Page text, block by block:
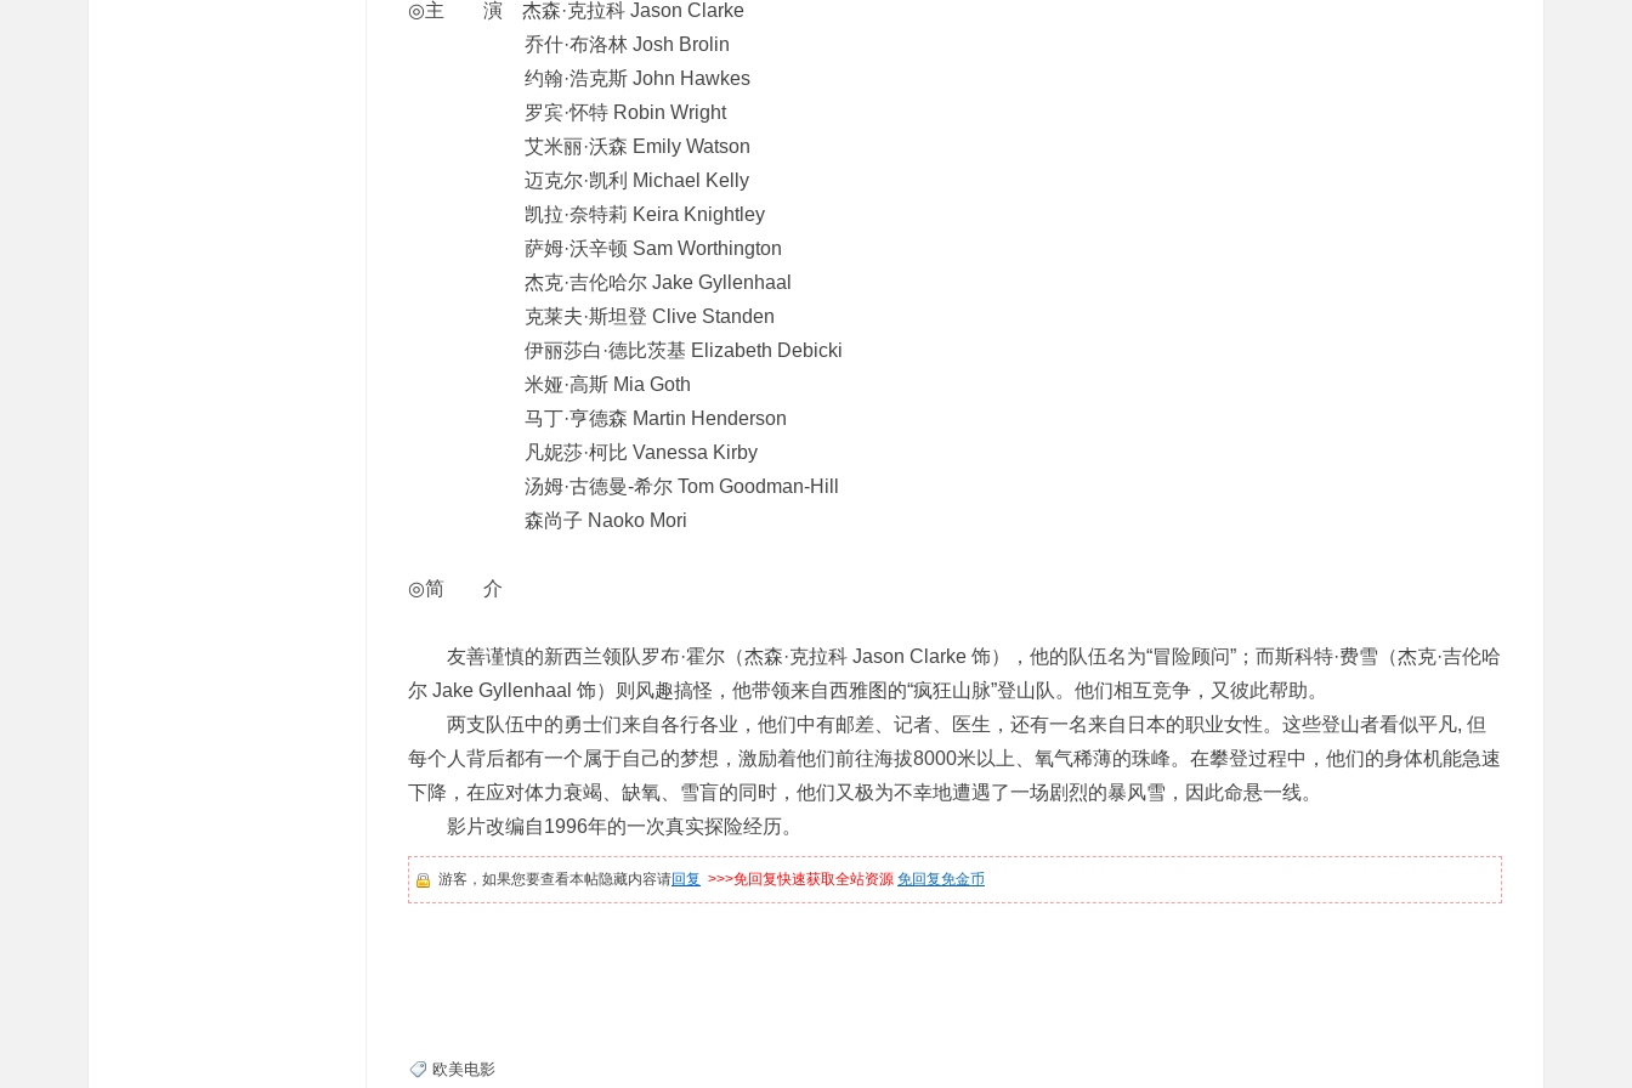
◎主 演 杰森·克拉科 Jason Clarke
乔什·布洛林 Josh Brolin
约翰·浩克斯 John Hawkes
罗宾·怀特 Robin Wright
艾米丽·沃森 Emily Watson
迈克尔·凯利 Michael Kelly
凯拉·奈特莉 Keira Knightley
萨姆·沃辛顿 Sam Worthington
杰克·吉伦哈尔 Jake Gyllenhaal
克莱夫·斯坦登 Clive Standen
伊丽莎白·德比茨基 Elizabeth Debicki
米娅·高斯 Mia Goth
马丁·亨德森 Martin Henderson
凡妮莎·柯比 Vanessa Kirby
汤姆·古德曼-希尔 Tom Goodman-Hill
森尚子 Naoko Mori
◎简 介
友善谨慎的新西兰领队罗布·霍尔（杰森·克拉科 Jason Clarke 饰），他的队伍名为“冒险顾问”；而斯科特·费雪（杰克·吉伦哈
尔 Jake Gyllenhaal 饰）则风趣搞怪，他带领来自西雅图的“疯狂山脉”登山队。他们相互竞争，又彼此帮助。
两支队伍中的勇士们来自各行各业，他们中有邮差、记者、医生，还有一名来自日本的职业女性。这些登山者看似平凡, 但
每个人背后都有一个属于自己的梦想，激励着他们前往海拔8000米以上、氧气稀薄的珠峰。在攀登过程中，他们的身体机能急速
下降，在应对体力衰竭、缺氧、雪盲的同时，他们又极为不幸地遭遇了一场剧烈的暴风雪，因此命悬一线。
影片改编自1996年的一次真实探险经历。
游客，如果您要查看本帖隐藏内容请回复 >>>免回复快速获取全站资源 免回复免金币
欧美电影